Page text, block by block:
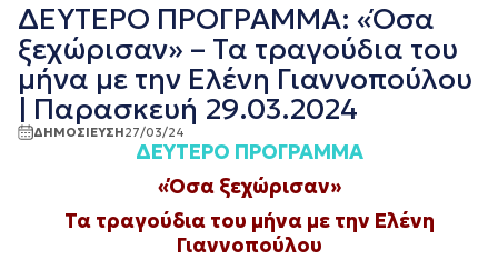
ΔΕΥΤΕΡΟ ΠΡΟΓΡΑΜΜΑ: «Όσα
ξεχώρισαν» – Τα τραγούδια του
μήνα με την Ελένη Γιαννοπούλου
| Παρασκευή 29.03.2024
ΔΗΜΟΣΙΕΥΣΗ27/03/24
ΔΕΥΤΕΡΟ ΠΡΟΓΡΑΜΜΑ
«Όσα ξεχώρισαν»
Τα τραγούδια του μήνα με την Ελένη
Γιαννοπούλου